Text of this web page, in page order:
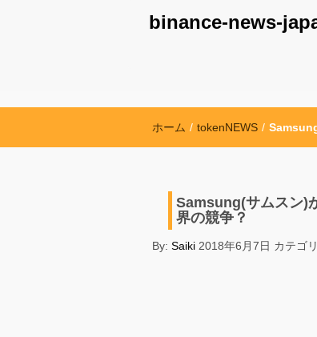
binance-news-
ホーム / tokenNEWS /
Samsung(サムスン)
界の競争？
By: Saiki 2018年6月7日 カテゴ